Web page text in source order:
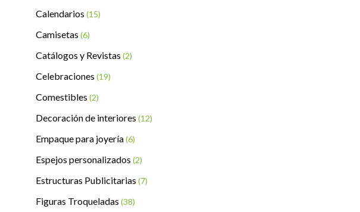
Calendarios (15)
Camisetas (6)
Catálogos y Revistas (2)
Celebraciones (19)
Comestibles (2)
Decoración de interiores (12)
Empaque para joyería(6)
Espejos personalizados (2)
Estructuras Publicitarias (7)
Figuras Troqueladas (38)